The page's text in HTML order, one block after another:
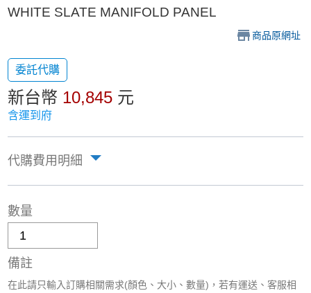
WHITE SLATE MANIFOLD PANEL
商品原網址
委託代購
新台幣 10,845 元
含運到府
代購費用明細
數量
備註
在此請只輸入訂購相關需求(顏色、大小、數量)，若有運送、客服相